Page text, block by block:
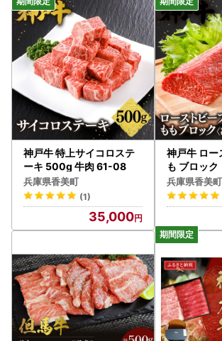
■キャンセル・変更について
寄附申込みのキャンセル、返礼品の変更・
す。
寄附者の都合により返礼品がお届けできな
再送は致しません。
また、香美町民の方が香美町にふるさと納
は、返礼品をお送りすることはできかねま
予めご了承ください。
また、寄附者様の名義変更をご希望の場合は
先までご連絡ください。
【お問い合わせ先】
香美町ふるさと納税サポート室
〒444-1333
愛知県高浜市沢渡町一丁目3番28
TEL：050-3033-5533
MAIL：support@kami.furusato-lg.jp
神戸牛 特上サイコロステ
ーキ 500g 牛肉 61-08
兵庫県香美町
(1)
35,000
神戸牛 ロー
も ブロッ
蔵 牛肉 61-11
兵庫県香美町